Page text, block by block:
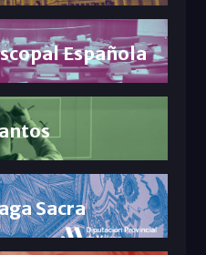
Española
Sacra